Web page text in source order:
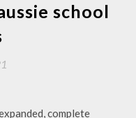
school
complete